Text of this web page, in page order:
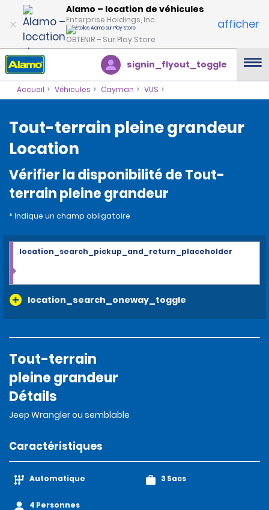
Alamo – location de véhicules
Enterprise Holdings, Inc.
OBTENIR – Sur Play Store
afficher
signin_flyout_toggle
Accueil Véhicules Cayman VUS
Tout-terrain pleine grandeur
Location
Vérifier la disponibilité de Tout-
terrain pleine grandeur
* Indique un champ obligatoire
location_search_oneway_toggle
location_search_pickup_and_return_placeholder
Tout-terrain
pleine grandeur
Détails
Jeep Wrangler ou semblable
Caractéristiques
Automatique
4 Personnes
3 Sacs